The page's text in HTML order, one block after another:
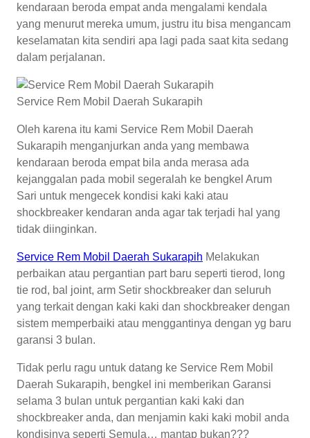
kendaraan beroda empat anda mengalami kendala
yang menurut mereka umum, justru itu bisa mengancam
keselamatan kita sendiri apa lagi pada saat kita sedang
dalam perjalanan.
Service Rem Mobil Daerah Sukarapih
Oleh karena itu kami Service Rem Mobil Daerah
Sukarapih menganjurkan anda yang membawa
kendaraan beroda empat bila anda merasa ada
kejanggalan pada mobil segeralah ke bengkel Arum
Sari untuk mengecek kondisi kaki kaki atau
shockbreaker kendaran anda agar tak terjadi hal yang
tidak diinginkan.
Service Rem Mobil Daerah Sukarapih Melakukan
perbaikan atau pergantian part baru seperti tierod, long
tie rod, bal joint, arm Setir shockbreaker dan seluruh
yang terkait dengan kaki kaki dan shockbreaker dengan
sistem memperbaiki atau menggantinya dengan yg baru
garansi 3 bulan.
Tidak perlu ragu untuk datang ke Service Rem Mobil
Daerah Sukarapih, bengkel ini memberikan Garansi
selama 3 bulan untuk pergantian kaki kaki dan
shockbreaker anda, dan menjamin kaki kaki mobil anda
kondisinya seperti Semula… mantap bukan???